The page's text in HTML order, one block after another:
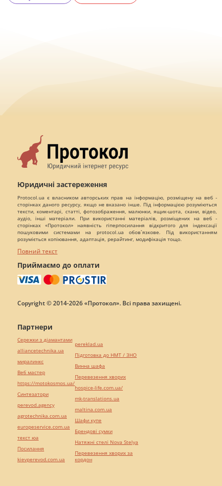
Юридичні застереження
Protocol.ua є власником авторських прав на інформацію, розміщену на веб -
сторінках даного ресурсу, якщо не вказано інше. Під інформацією розуміються
тексти, коментарі, статті, фотозображення, малюнки, ящик-шота, скани, відео,
аудіо, інші матеріали. При використанні матеріалів, розміщених на веб -
сторінках «Протокол» наявність гіперпосилання відкритого для індексації
пошуковими системами на protocol.ua обов`язкове. Під використанням
розуміється копіювання, адаптація, рерайтинг, модифікація тощо.
Повний текст
Приймаємо до оплати
Copyright © 2014-2026 «Протокол». Всі права захищені.
Партнери
Сережки з діамантами
alliancetechnika.ua
миралинкс
Веб мастер
https://motokosmos.ua/
Синтезатори
perevod.agency
agrotechnika.com.ua
europeservice.com.ua
текст юа
Посилання
kievperevod.com.ua
pereklad.ua
Підготовка до НМТ / ЗНО
Винна шафа
Перевезення хворих
hospice-life.com.ua/
mk-translations.ua
maltina.com.ua
Шафи купе
Брендові сумки
Натяжні стелі Nova Stelya
Перевезення хворих за
кордон